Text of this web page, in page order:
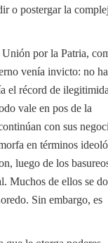
o postergar la
por la Patria,
venía invicto: no
el récord de
vale en pos de la
con sus
en términos
luego de los
Muchos de ellos se
Sin embargo, es